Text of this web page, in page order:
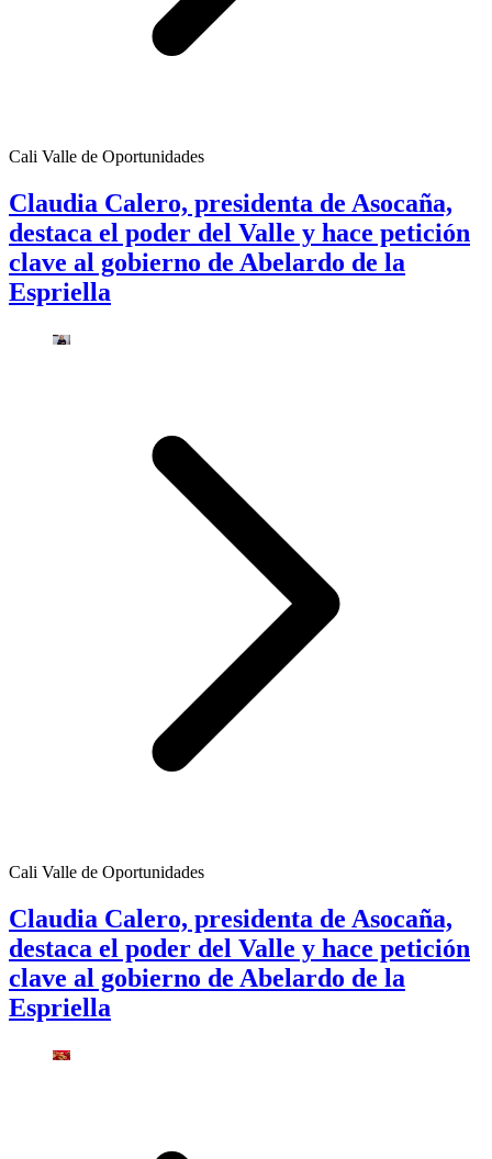
Cali Valle de Oportunidades
Claudia Calero, presidenta de Asocaña,
destaca el poder del Valle y hace petición
clave al gobierno de Abelardo de la
Espriella
Cali Valle de Oportunidades
Claudia Calero, presidenta de Asocaña,
destaca el poder del Valle y hace petición
clave al gobierno de Abelardo de la
Espriella